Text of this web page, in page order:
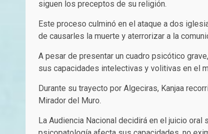
siguen los preceptos de su religión.
Este proceso culminó en el ataque a dos
de causarles la muerte y aterrorizar a la
A pesar de presentar un cuadro psicótico
sus capacidades intelectivas y volitivas en el
Durante su trayecto por Algeciras, Kanjaa
Mirador del Muro.
La Audiencia Nacional decidirá en el juicio